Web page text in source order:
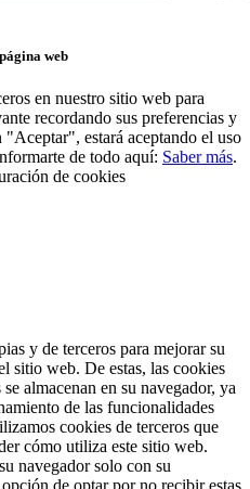
web
en nuestro sitio web para
recordando sus preferencias y
estará aceptando el uso
de todo aquí: Saber más.
de cookies
y de terceros para mejorar su
sitio web. De estas, las cookies
almacenan en su navegador, ya
de las funcionalidades
cookies de terceros que
cómo utiliza este sitio web.
navegador solo con su